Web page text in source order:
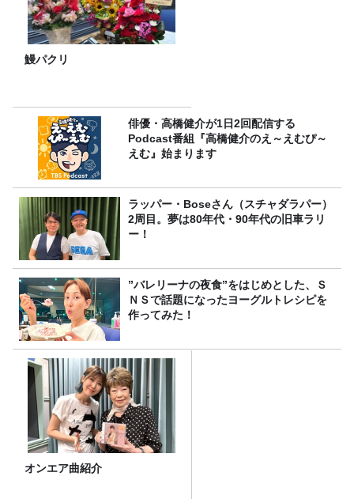
鰻パクリ
俳優・高橋健介が1日2回配信する
Podcast番組『高橋健介のえ～えむぴ～
えむ』始まります
ラッパー・Boseさん（スチャダラパー）
2周目。夢は80年代・90年代の旧車ラリ
ー！
”バレリーナの夜食”をはじめとした、Ｓ
ＮＳで話題になったヨーグルトレシピを
作ってみた！
オンエア曲紹介